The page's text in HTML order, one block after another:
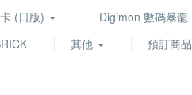
(日版)
Digimon 數碼暴龍
其他
預訂商品